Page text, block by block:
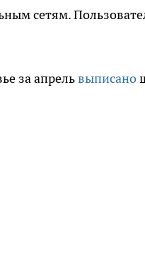
сетям.
за апрельвыписано